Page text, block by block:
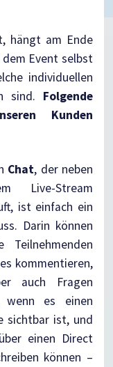
hängt am Ende
Event selbst
individuellen
sind. Folgende
Kunden
Chat, der neben
Live-Stream
ist einfach ein
Darin können
Teilnehmenden
kommentieren,
auch Fragen
es einen
sichtbar ist, und
einen Direct
können –